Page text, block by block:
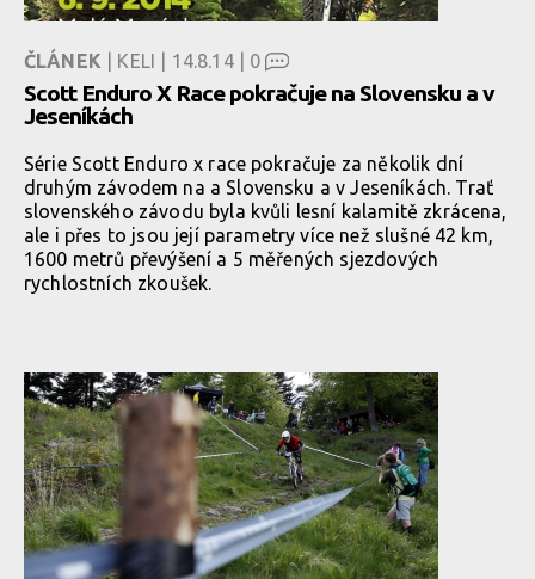
ČLÁNEK | KELI | 14.8.14 | 0
Scott Enduro X Race pokračuje na Slovensku a v
Jeseníkách
Série Scott Enduro x race pokračuje za několik dní
druhým závodem na a Slovensku a v Jeseníkách. Trať
slovenského závodu byla kvůli lesní kalamitě zkrácena,
ale i přes to jsou její parametry více než slušné 42 km,
1600 metrů převýšení a 5 měřených sjezdových
rychlostních zkoušek.